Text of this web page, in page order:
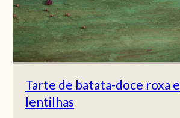
Tarte de batata-doce roxa e
lentilhas